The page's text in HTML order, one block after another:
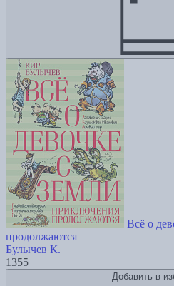
Всё о
продолжаются
Булычев К.
1355
Добавить в